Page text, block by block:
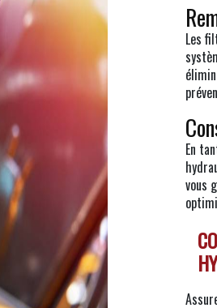
Les
En
vous